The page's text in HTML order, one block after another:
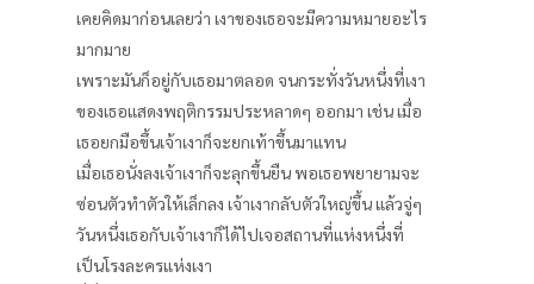
เคยคิดมาก่อนเลยว่า เงาของเธอจะมีความหมายอะไร
มากมาย
เพราะมันก็อยู่กับเธอมาตลอด จนกระทั่งวันหนึ่งที่เงา
ของเธอแสดงพฤติกรรมประหลาดๆ ออกมา เช่น เมื่อ
เธอยกมือขึ้นเจ้าเงาก็จะยกเท้าขึ้นมาแทน
เมื่อเธอนั่งลงเจ้าเงาก็จะลุกขึ้นยืน พอเธอพยายามจะ
ซ่อนตัวทำตัวให้เล็กลง เจ้าเงากลับตัวใหญ่ขึ้น แล้วจู่ๆ
วันหนึ่งเธอกับเจ้าเงาก็ได้ไปเจอสถานที่แห่งหนึ่งที่
เป็นโรงละครแห่งเงา